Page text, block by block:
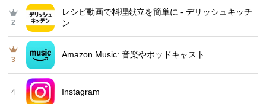
2
レシピ動画で料理献立を簡単‪に - デリッシュキッチ
ン
3
Amazon Music: 音楽やポッドキャスト
4 Instagram